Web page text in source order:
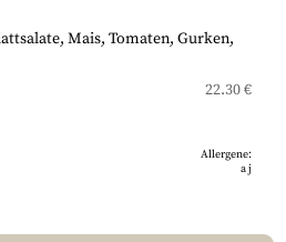
Mais, Tomaten, Gurken,
22.30 €
Allergene:
aj